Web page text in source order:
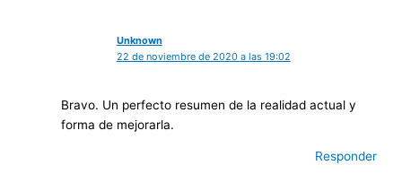
Unknown
22 de noviembre de 2020 a las 19:02
Bravo. Un perfecto resumen de la realidad actual y
forma de mejorarla.
Responder